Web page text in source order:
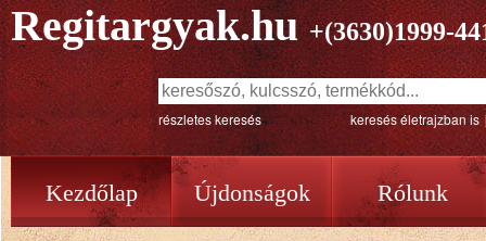
Regitargyak.hu +(3630)1999-
részletes keresés keresés életrajzban is
Kezdőlap Újdonságok Rólunk